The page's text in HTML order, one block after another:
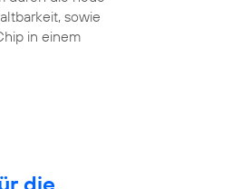
sowie
in einem
die